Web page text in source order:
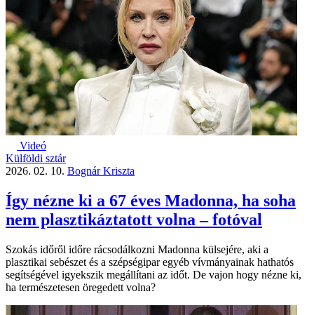
Videó
Külföldi sztár
2026. 02. 10. Bognár Kriszta
Így nézne ki a 67 éves Madonna, ha soha
nem plasztikáztatott volna – fotóval
Szokás időről időre rácsodálkozni Madonna külsejére, aki a
plasztikai sebészet és a szépségipar egyéb vívmányainak hathatós
segítségével igyekszik megállítani az időt. De vajon hogy nézne ki,
ha természetesen öregedett volna?